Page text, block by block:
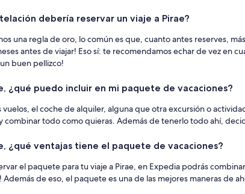
debería reservar un viaje a Pirae?
una regla de oro, lo común es que, cuanto antes reserves,
antes de viajar! Eso sí: te recomendamos echar de vez en
buen pellizco!
¿qué puedo incluir en mi paquete de vacaciones?
vuelos, el coche de alquiler, alguna que otra excursión o
combinar todo como quieras. Además de tenerlo todo ahí,
¿qué ventajas tiene el paquete de vacaciones?
el paquete para tu viaje a Pirae, en Expedia podrás
de eso, el paquete es una de las mejores maneras de